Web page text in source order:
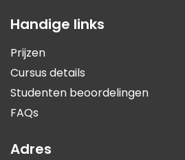
Handige links
Prijzen
Cursus details
Studenten beoordelingen
FAQs
Adres